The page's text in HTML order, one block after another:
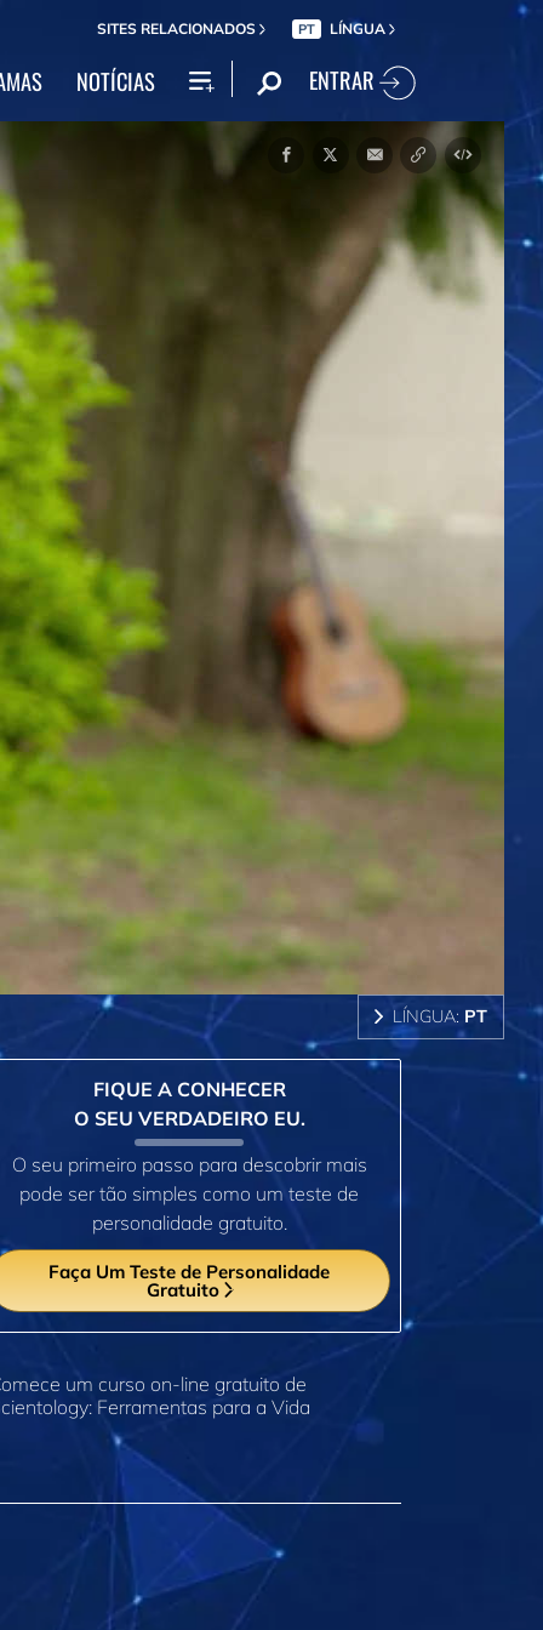
SITES RELACIONADOS PT LÍNGUA
NOTÍCIAS ENTRAR
LÍNGUA: PT
FIQUE A CONHECER
O SEU VERDADEIRO EU.
O seu primeiro passo para descobrir mais
pode ser tão simples como um teste de
personalidade gratuito.
Faça Um Teste de Personalidade
Gratuito
um curso on‑line gratuito de
Ferramentas para a Vida